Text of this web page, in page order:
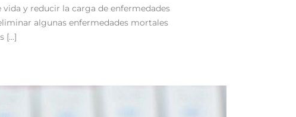
vida y reducir la carga de enfermedades
algunas enfermedades mortales
[…]